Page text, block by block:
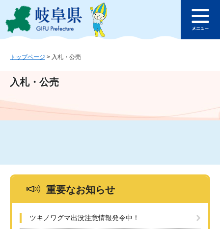
ジ
ュ
文
このページの本文へ
ュ
トップページ > 入札・公売
入札・公売
重要なお知らせ
ツキノワグマ出没注意情報発令中！